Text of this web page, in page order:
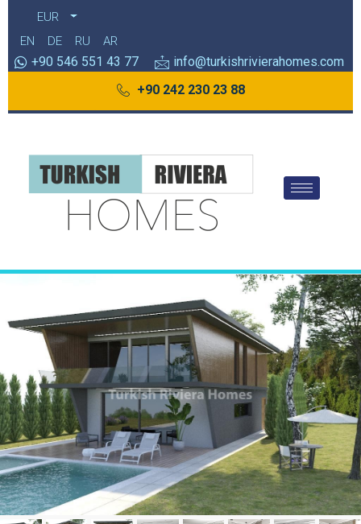
EUR
EN
DE RU AR
+90 546 551 43 77
info@turkishrivierahomes.com
+90 242 230 23 88